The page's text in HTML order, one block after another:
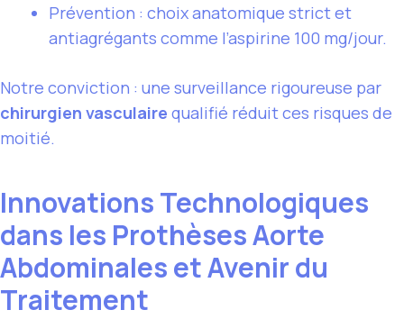
Prévention : choix anatomique strict et
antiagrégants comme l’aspirine 100 mg/jour.
Notre conviction : une surveillance rigoureuse par
chirurgien vasculaire qualifié réduit ces risques de
moitié.
Innovations Technologiques
dans les Prothèses Aorte
Abdominales et Avenir du
Traitement